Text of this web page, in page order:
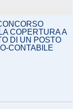
COPERTURA A
DI UN POSTO
CONTABILE